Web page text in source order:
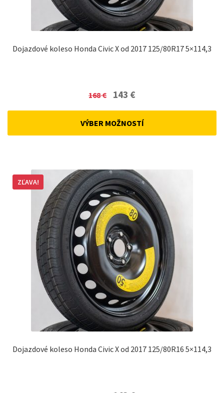
Dojazdové koleso Honda Civic X od 2017 125/80R17 5×114,3
168€
Original
was:
143 €Current
VÝBER MOŽNOSTÍ
Dojazdové koleso Honda Civic X od 2017 125/80R16 5×114,3
ZĽAVA!